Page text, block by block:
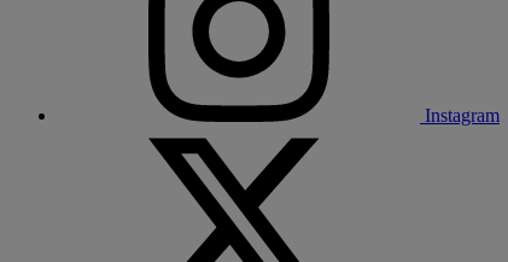
Instagram